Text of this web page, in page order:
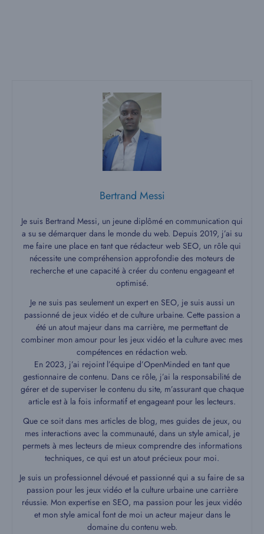
Bertrand Messi
Je suis Bertrand Messi, un jeune diplômé en communication qui
a su se démarquer dans le monde du web. Depuis 2019, j’ai su
me faire une place en tant que rédacteur web SEO, un rôle qui
nécessite une compréhension approfondie des moteurs de
recherche et une capacité à créer du contenu engageant et
optimisé.
Je ne suis pas seulement un expert en SEO, je suis aussi un
passionné de jeux vidéo et de culture urbaine. Cette passion a
été un atout majeur dans ma carrière, me permettant de
combiner mon amour pour les jeux vidéo et la culture avec mes
compétences en rédaction web.
En 2023, j’ai rejoint l’équipe d’OpenMinded en tant que
gestionnaire de contenu. Dans ce rôle, j’ai la responsabilité de
gérer et de superviser le contenu du site, m’assurant que chaque
article est à la fois informatif et engageant pour les lecteurs.
Que ce soit dans mes articles de blog, mes guides de jeux, ou
mes interactions avec la communauté, dans un style amical, je
permets à mes lecteurs de mieux comprendre des informations
techniques, ce qui est un atout précieux pour moi.
Je suis un professionnel dévoué et passionné qui a su faire de sa
passion pour les jeux vidéo et la culture urbaine une carrière
réussie. Mon expertise en SEO, ma passion pour les jeux vidéo
et mon style amical font de moi un acteur majeur dans le
domaine du contenu web.